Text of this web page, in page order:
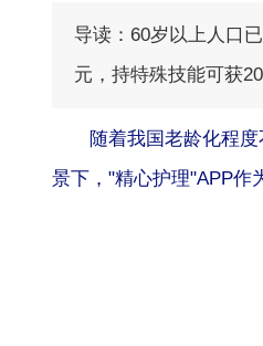
导读：60岁以上人口
元，持特殊技能可获
随着我国老龄化程度
景下，"精心护理"APP作